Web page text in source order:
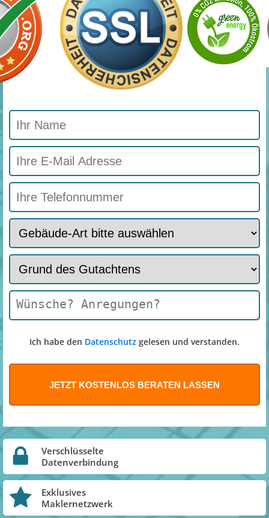
Ich habe den Datenschutz gelesen und verstanden.
Verschlüsselte
Datenverbindung
Exklusives
Maklernetzwerk